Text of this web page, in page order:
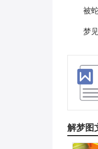
被
梦
解梦图